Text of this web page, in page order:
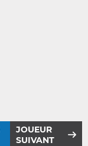
JOUEUR
SUIVANT